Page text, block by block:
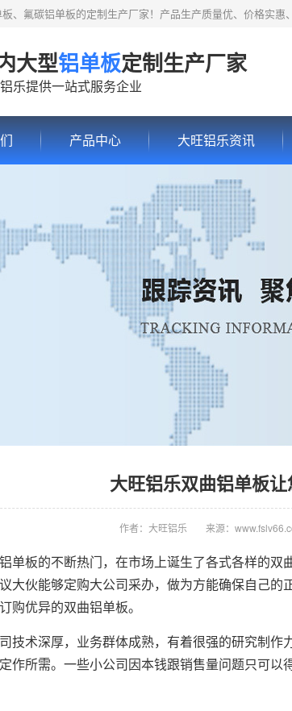
、氟碳铝单板的定制生产厂家！产品生产质量优、价格实惠
大型铝单板定制生产厂家
乐提供一站式服务企业
产品中心 大旺铝乐资讯
大旺铝乐双曲铝单板
作者：大旺铝乐 来源：
单板的不断热门，在市场上诞生了各式各样的
大伙能够定购大公司采办，做为方能确保自己
购优异的双曲铝单板。
技术深厚，业务群体成熟，有着很强的研究制
作所需。一些小公司因本钱跟销售量问题只可